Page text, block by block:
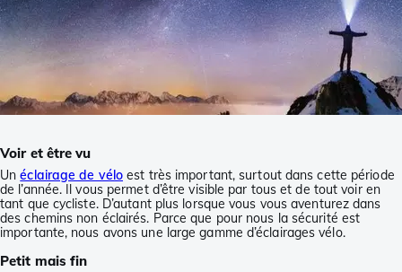
Voir et être vu
Unéclairage de vélo est très important, surtout dans cette période
de l’année. Il vous permet d’être visible par tous et de tout voir en
tant que cycliste. D’autant plus lorsque vous vous aventurez dans
des chemins non éclairés. Parce que pour nous la sécurité est
importante, nous avons une large gamme d’éclairages vélo.
Petit mais fin